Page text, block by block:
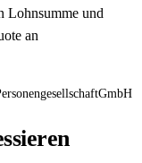
Lohnsumme und
an
GmbH